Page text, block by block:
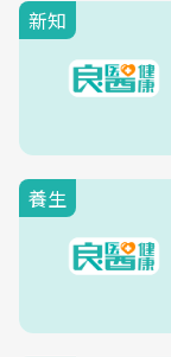
新知
養生